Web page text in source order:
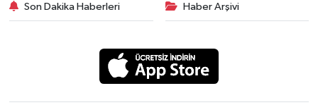
Son Dakika Haberleri Haber Arşivi